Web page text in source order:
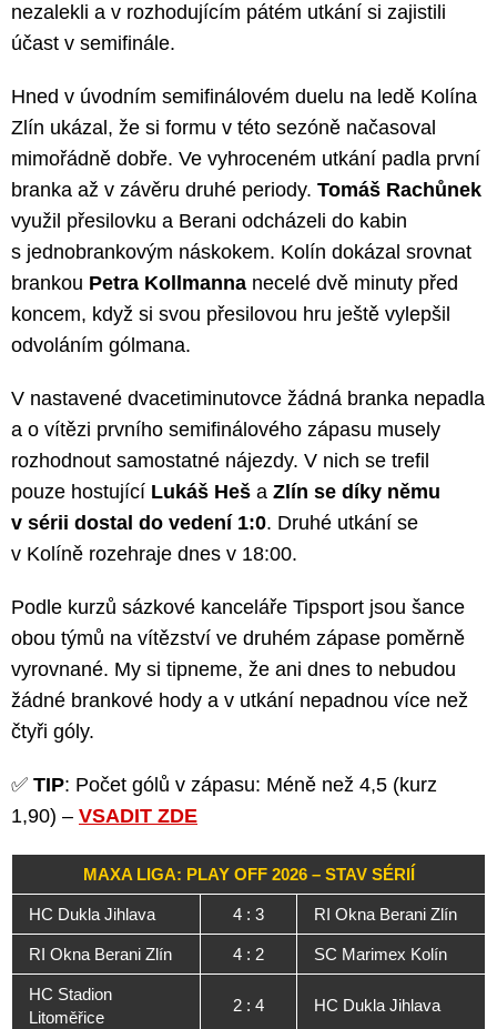
nezalekli a v rozhodujícím pátém utkání si zajistili
účast v semifinále.
Hned v úvodním semifinálovém duelu na ledě Kolína
Zlín ukázal, že si formu v této sezóně načasoval
mimořádně dobře. Ve vyhroceném utkání padla první
branka až v závěru druhé periody. Tomáš Rachůnek
využil přesilovku a Berani odcházeli do kabin
s jednobrankovým náskokem. Kolín dokázal srovnat
brankou Petra Kollmanna necelé dvě minuty před
koncem, když si svou přesilovou hru ještě vylepšil
odvoláním gólmana.
V nastavené dvacetiminutovce žádná branka nepadla
a o vítězi prvního semifinálového zápasu musely
rozhodnout samostatné nájezdy. V nich se trefil
pouze hostující Lukáš Heš a Zlín se díky němu
v sérii dostal do vedení 1:0. Druhé utkání se
v Kolíně rozehraje dnes v 18:00.
Podle kurzů sázkové kanceláře Tipsport jsou šance
obou týmů na vítězství ve druhém zápase poměrně
vyrovnané. My si tipneme, že ani dnes to nebudou
žádné brankové hody a v utkání nepadnou více než
čtyři góly.
✅ TIP: Počet gólů v zápasu: Méně než 4,5 (kurz
1,90) – VSADIT ZDE
MAXA LIGA: PLAY OFF 2026 – STAV SÉRIÍ
HC Dukla Jihlava 4 : 3 RI Okna Berani Zlín
RI Okna Berani Zlín 4 : 2 SC Marimex Kolín
HC Stadion
Litoměřice
2 : 4 HC Dukla Jihlava